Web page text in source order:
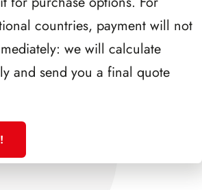
countries, payment will not
we will calculate
and send you a final quote